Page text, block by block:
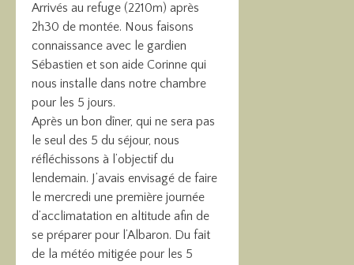
Arrivés au refuge (2210m) après
2h30 de montée. Nous faisons
connaissance avec le gardien
Sébastien et son aide Corinne qui
nous installe dans notre chambre
pour les 5 jours.
Après un bon dîner, qui ne sera pas
le seul des 5 du séjour, nous
réfléchissons à l’objectif du
lendemain. J’avais envisagé de faire
le mercredi une première journée
d’acclimatation en altitude afin de
se préparer pour l’Albaron. Du fait
de la météo mitigée pour les 5